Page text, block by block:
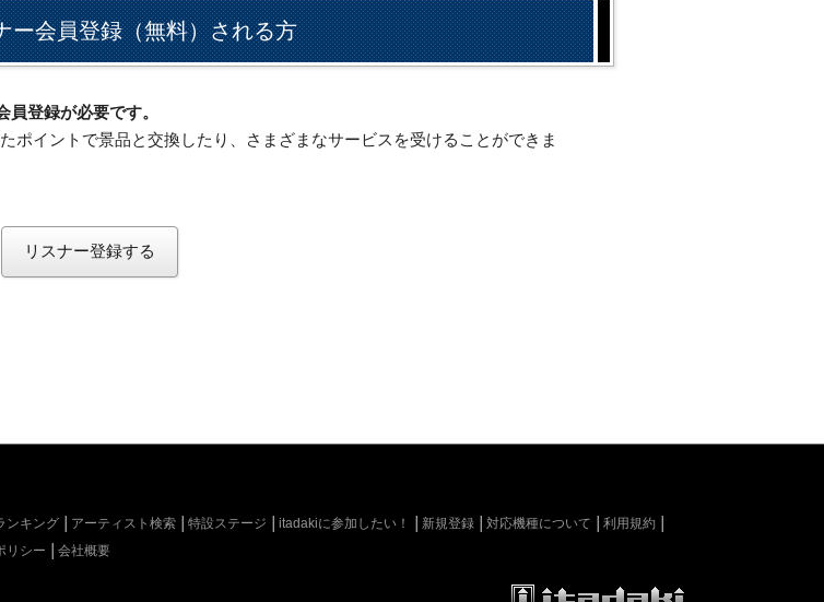
ー会員登録（無料）される方
登録が必要です。
ポイントで景品と交換したり、さまざまなサービスを受けることができま
リスナー登録する
ンキング アーティスト検索 特設ステージ itadakiに参加したい！ 新規登録 対応機種について
利用規約
リシー
会社概要